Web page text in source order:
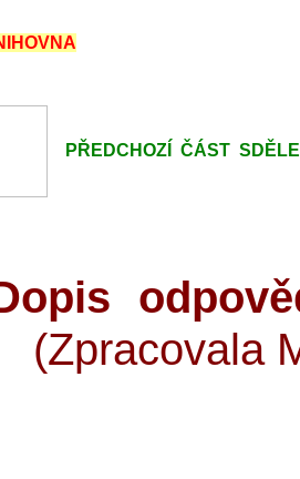
PŘEDCHOZÍ ČÁST
(Zpracovala